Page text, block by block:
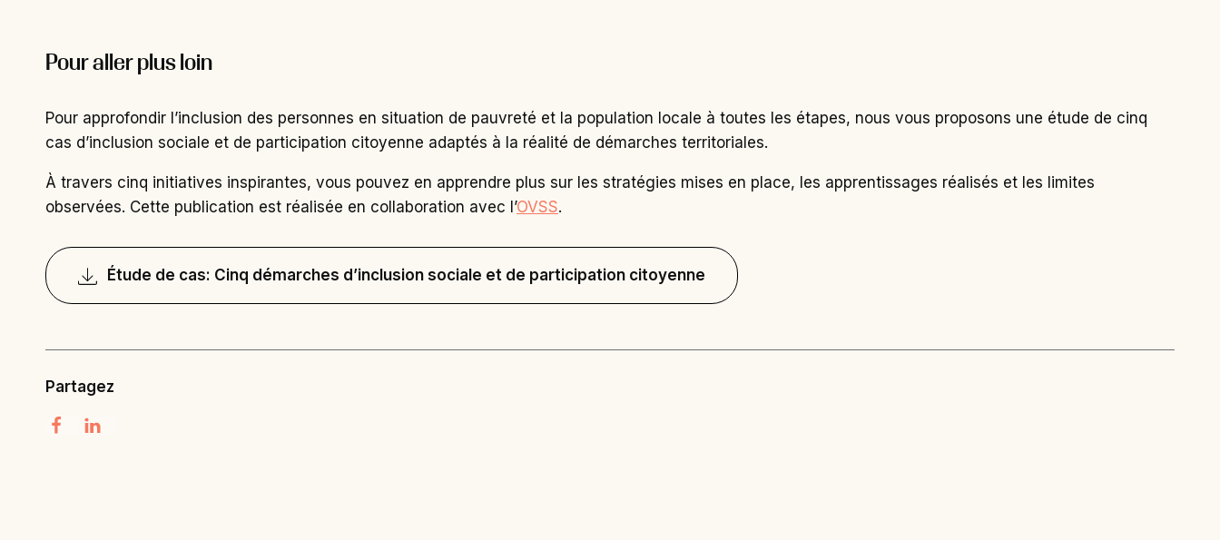
Pour aller plus loin
Pour approfondir l’inclusion des personnes en situation de pauvreté et la population locale à toutes les étapes, nous vous proposons une étude de cinq
cas d’inclusion sociale et de participation citoyenne adaptés à la réalité de démarches territoriales.
À travers cinq initiatives inspirantes, vous pouvez en apprendre plus sur les stratégies mises en place, les apprentissages réalisés et les limites
observées. Cette publication est réalisée en collaboration avec l’OVSS.
Étude de cas: Cinq démarches d’inclusion sociale et de participation citoyenne
Partagez